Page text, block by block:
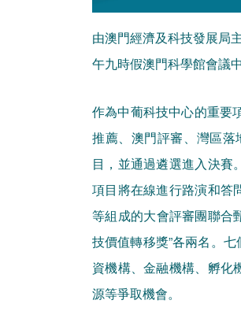
由澳門經濟及科技發展局
午九時假澳門科學館會議中
作為中葡科技中心的重要
推薦、澳門評審、灣區
目，並通過遴選進入決賽
項目將在線進行路演和答
等組成的大會評審團聯合
技價值轉移獎”各兩名。
資機構、金融機構、孵化
源等爭取機會。